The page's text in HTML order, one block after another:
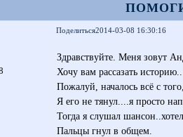
Поделиться2014-03-08 16:30:16
Здравствуйте. Меня зовут
Хочу вам рассазать
Пожалуй, началось всё с
Я его не тянул....я просто
Тогда я слушал
Пальцы гнул в общем.